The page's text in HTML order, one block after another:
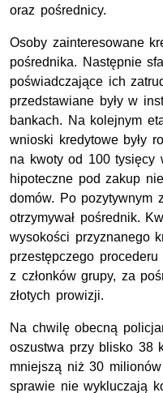
oraz pośrednicy.
Osoby zainteresowane
pośrednika. Następnie
poświadczające ich
przedstawiane były w
bankach. Na kolejnym
wnioski kredytowe były
na kwoty od 100 tysięcy
hipoteczne pod zakup
domów. Po pozytywnym
otrzymywał pośrednik.
wysokości przyznanego
przestępczego
z członków grupy, za
złotych prowizji.
Na chwilę obecną
oszustwa przy blisko 38
mniejszą niż 30
sprawie nie wykluczają